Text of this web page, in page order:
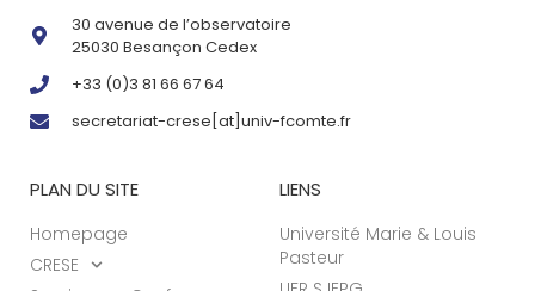
30 avenue de l’observatoire
25030 Besançon Cedex
+33 (0)3 81 66 67 64
secretariat-crese[at]univ-fcomte.fr
PLAN DU SITE
Homepage
CRESE
LIENS
Université Marie & Louis
Pasteur